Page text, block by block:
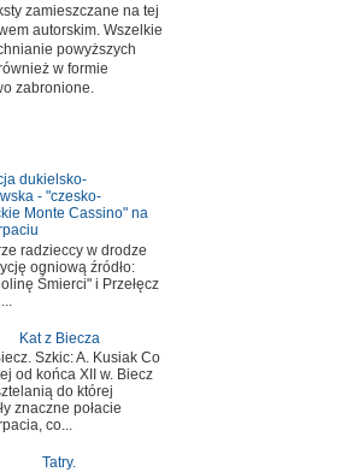
zamieszczane na tej
autorskim. Wszelkie
powyższych
w formie
zabronione.
dukielsko-
- "czesko-
Monte Cassino" na
radzieccy w drodze
ogniową źródło:
Śmierci" i Przełęcz
Kat z Biecza
Szkic: A. Kusiak Co
od końca XII w. Biecz
do której
znaczne połacie
co...
Tatry.